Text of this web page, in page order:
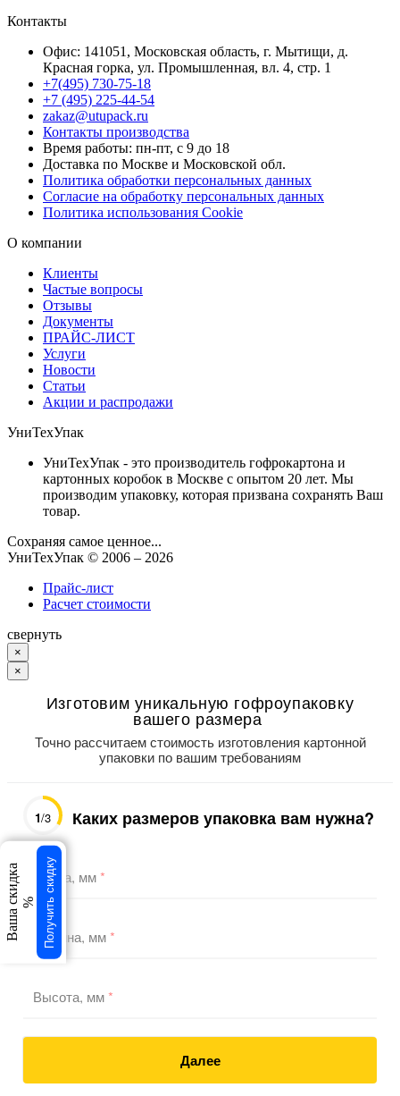
Контакты
Офис: 141051, Московская область, г. Мытищи, д.
Красная горка, ул. Промышленная, вл. 4, стр. 1
+7(495) 730-75-18
+7 (495) 225-44-54
zakaz@utupack.ru
Контакты производства
Время работы: пн-пт, с 9 до 18
Доставка по Москве и Московской обл.
Политика обработки персональных данных
Согласие на обработку персональных данных
Политика использования Cookie
О компании
Клиенты
Частые вопросы
Отзывы
Документы
ПРАЙС-ЛИСТ
Услуги
Новости
Статьи
Акции и распродажи
УниТехУпак
УниТехУпак - это производитель гофрокартона и
картонных коробок в Москве с опытом 20 лет. Мы
производим упаковку, которая призвана сохранять Ваш
товар.
Сохраняя самое ценное...
УниТехУпак © 2006 – 2026
Прайс-лист
Расчет стоимости
свернуть
×
×
Изготовим уникальную гофроупаковку
вашего размера
Точно рассчитаем стоимость изготовления картонной
упаковки по вашим требованиям
1/3 Каких размеров упаковка вам нужна?
Длина, мм*
Ширина, мм*
Высота, мм*
Далее
Ваша скидка % Получить скидку